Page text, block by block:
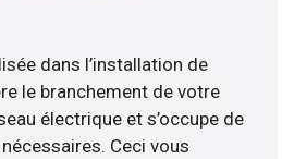
dans l’installation de
le branchement de votre
électrique et s’occupe de
Ceci vous